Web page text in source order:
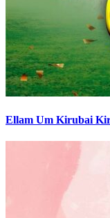
Ellam Um Kirubai